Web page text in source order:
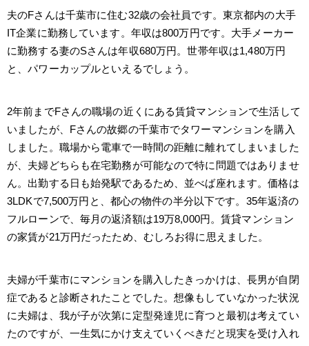
夫のFさんは千葉市に住む32歳の会社員です。東京都内の大手
IT企業に勤務しています。年収は800万円です。大手メーカー
に勤務する妻のSさんは年収680万円。世帯年収は1,480万円
と、パワーカップルといえるでしょう。
2年前までFさんの職場の近くにある賃貸マンションで生活して
いましたが、Fさんの故郷の千葉市でタワーマンションを購入
しました。職場から電車で一時間の距離に離れてしまいました
が、夫婦どちらも在宅勤務が可能なので特に問題ではありませ
ん。出勤する日も始発駅であるため、並べば座れます。価格は
3LDKで7,500万円と、都心の物件の半分以下です。35年返済の
フルローンで、毎月の返済額は19万8,000円。賃貸マンション
の家賃が21万円だったため、むしろお得に思えました。
夫婦が千葉市にマンションを購入したきっかけは、長男が自閉
症であると診断されたことでした。想像もしていなかった状況
に夫婦は、我が子が次第に定型発達児に育つと最初は考えてい
たのですが、一生気にかけ支えていくべきだと現実を受け入れ